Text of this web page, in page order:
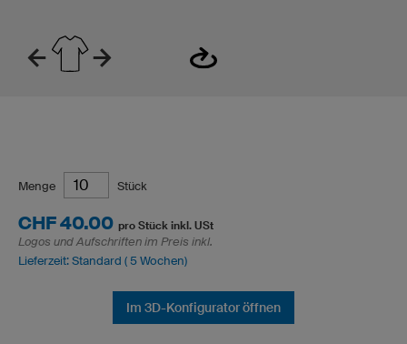
Menge Stück
CHF 40.00 pro Stück inkl. USt
Logos und Aufschriften im Preis inkl.
Lieferzeit: Standard ( 5 Wochen)
Im 3D-Konfigurator öffnen